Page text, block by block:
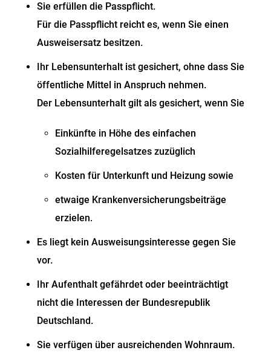
Sie erfüllen die Passpflicht.
Für die Passpflicht reicht es, wenn Sie einen
Ausweisersatz besitzen.
Ihr Lebensunterhalt ist gesichert, ohne dass Sie
öffentliche Mittel in Anspruch nehmen.
Der Lebensunterhalt gilt als gesichert, wenn Sie
Einkünfte in Höhe des einfachen
Sozialhilferegelsatzes zuzüglich
Kosten für Unterkunft und Heizung sowie
etwaige Krankenversicherungsbeiträge
erzielen.
Es liegt kein Ausweisungsinteresse gegen Sie
vor.
Ihr Aufenthalt gefährdet oder beeinträchtigt
nicht die Interessen der Bundesrepublik
Deutschland.
Sie verfügen über ausreichenden Wohnraum.